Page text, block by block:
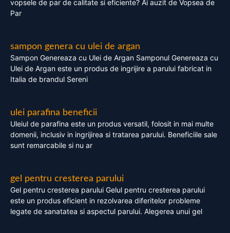
vopsele de par de calitate si eficiente? Ai auzit de Vopsea de
Par
sampon genera cu ulei de argan
Sampon Genereaza cu Ulei de Argan Samponul Genereaza cu
Ulei de Argan este un produs de ingrijire a parului fabricat in
Italia de brandul Sereni
ulei parafina beneficii
Uleiul de parafina este un produs versatil, folosit in mai multe
domenii, inclusiv in ingrijirea si tratarea parului. Beneficiile sale
sunt remarcabile si nu ar
gel pentru cresterea parului
Gel pentru cresterea parului Gelul pentru cresterea parului
este un produs eficient in rezolvarea diferitelor probleme
legate de sanatatea si aspectul parului. Alegerea unui gel